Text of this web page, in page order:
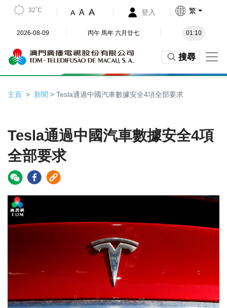
32˚C A A A 登入 繁
2026-08-09 丙午 馬年 六月廿七 01:10
搜尋
主頁 新聞 > Tesla通過中國汽車數據安全4項全部要求
Tesla通過中國汽車數據安全4項
全部要求